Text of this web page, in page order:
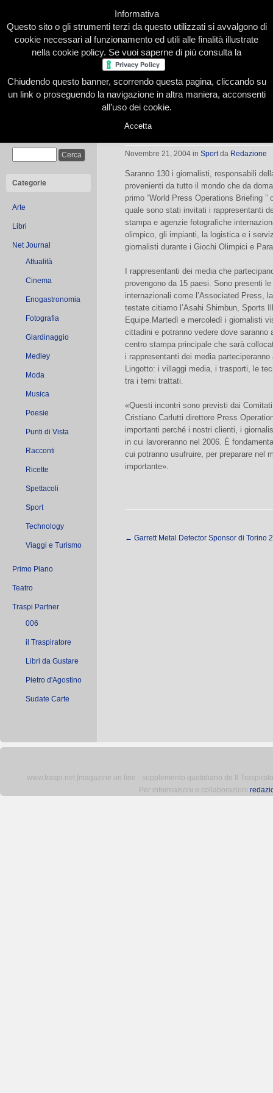
Home Presentazione Redazione Le nostre firme
Categorie
Arte
Libri
Net Journal
Attualità
Cinema
Enogastronomia
Fotografia
Giardinaggio
Medley
Moda
Musica
Poesie
Punti di Vista
Racconti
Ricette
Spettacoli
Sport
Technology
Viaggi e Turismo
Primo Piano
Teatro
Traspi Partner
006
il Traspiratore
Libri da Gustare
Pietro d'Agostino
Sudate Carte
130 giornalisti olimpici visitano
Novembre 21, 2004 in Sportda Redazione
Saranno 130 i giornalisti, responsabili
provenienti da tutto il mondo che da
primo “World Press Operations Briefing ”
quale sono stati invitati i rappresentanti
stampa e agenzie fotografiche
olimpico, gli impianti, la logistica e i
giornalisti durante i Giochi Olimpici e
I rappresentanti dei media che
provengono da 15 paesi. Sono presenti
internazionali come l’Associated Press,
testate citiamo l’Asahi Shimbun, Sports
Equipe.Martedì e mercoledì i giornalisti
cittadini e potranno vedere dove
centro stampa principale che sarà
i rappresentanti dei media
Lingotto: i villaggi media, i trasporti, le
tra i temi trattati.
«Questi incontri sono previsti dai
Cristiano Carlutti direttore Press
importanti perché i nostri clienti, i
in cui lavoreranno nel 2006. È
cui potranno usufruire, per preparare nel
importante».
← Garrett Metal Detector Sponsor di Torino
www.traspi.net [magazine on line - supplemento quotidiano de Il
Per informazioni e collaborazioni
Informativa
Questo sito o gli strumenti terzi da questo utilizzati si avvalgono di
cookie necessari al funzionamento ed utili alle finalità illustrate
nella cookie policy. Se vuoi saperne di più consulta la
Chiudendo questo banner, scorrendo questa pagina, cliccando su
un link o proseguendo la navigazione in altra maniera, acconsenti
all’uso dei cookie.
Accetta